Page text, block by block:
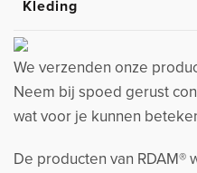
Kleding
We verzenden onze
Neem bij spoed gerust
wat voor je kunnen
De producten van